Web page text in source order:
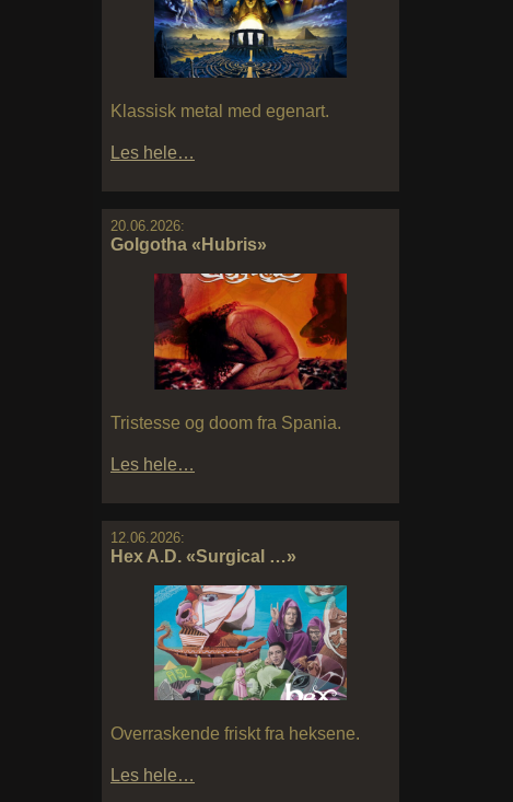
Klassisk metal med egenart.
Les hele…
20.06.2026:
Golgotha «Hubris»
Tristesse og doom fra Spania.
Les hele…
12.06.2026:
Hex A.D. «Surgical …»
Overraskende friskt fra heksene.
Les hele…